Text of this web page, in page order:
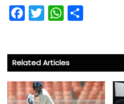
Fa
ce
o
ok
T
wi
er
W
ha
A
p
p
Related Articles